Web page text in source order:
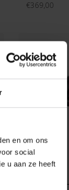
en om ons
social
u aan ze heeft
€369,00